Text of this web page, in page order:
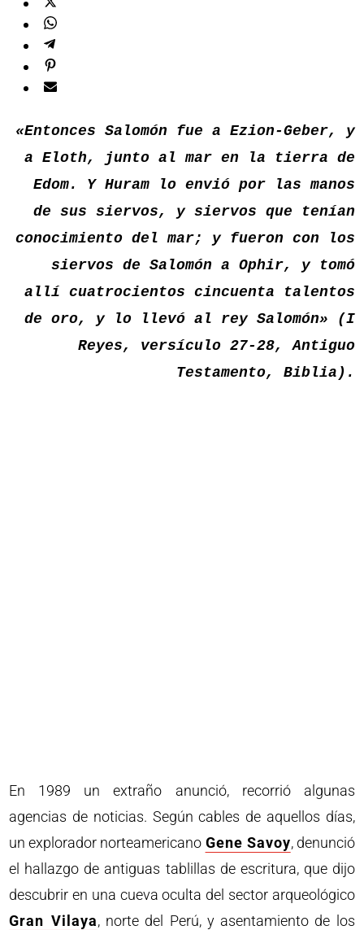
«Entonces Salomón fue a Ezion-Geber, y
a Eloth, junto al mar en la tierra de
Edom. Y Huram lo envió por las manos
de sus siervos, y siervos que tenían
conocimiento del mar; y fueron con los
siervos de Salomón a Ophir, y tomó
allí cuatrocientos cincuenta talentos
de oro, y lo llevó al rey Salomón» (I
Reyes, versículo 27-28, Antiguo
Testamento, Biblia).
En 1989 un extraño anunció, recorrió algunas
agencias de noticias. Según cables de aquellos días,
un explorador norteamericano Gene Savoy, denunció
el hallazgo de antiguas tablillas de escritura, que dijo
descubrir en una cueva oculta del sector arqueológico
Gran Vilaya, norte del Perú, y asentamiento de los